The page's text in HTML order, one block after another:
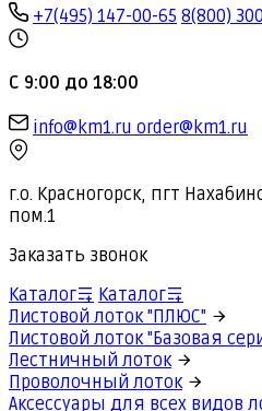
+7(495) 147-00-65 8(800)
С 9:00 до 18:00
info@km1.ru order@km1.ru
г.о. Красногорск, пгт
пом.1
Заказать звонок
Каталог
Каталог
Листовой лоток "ПЛЮС"
Листовой лоток "Базовая
Лестничный лоток
Проволочный лоток
Аксессуары для всех видов